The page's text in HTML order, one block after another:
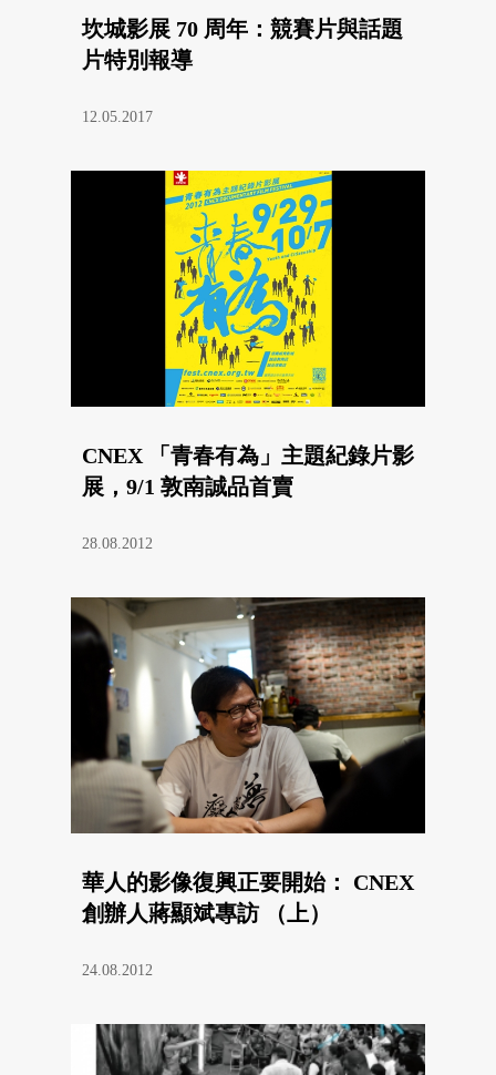
坎城影展 70 周年：競賽片與話題
片特別報導
12.05.2017
CNEX 「青春有為」主題紀錄片影
展，9/1 敦南誠品首賣
28.08.2012
華人的影像復興正要開始： CNEX
創辦人蔣顯斌專訪 （上）
24.08.2012